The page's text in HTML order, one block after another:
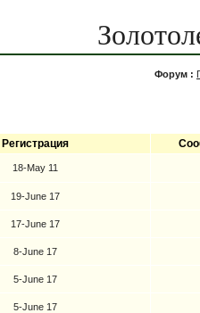
Форум :
Регистрация
18-May 11
19-June 17
17-June 17
8-June 17
5-June 17
5-June 17